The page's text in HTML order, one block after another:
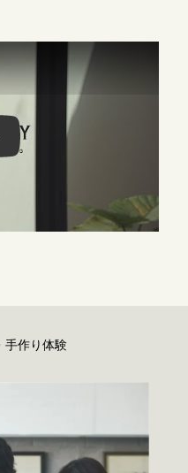
野 軽井沢店の工房の様子
手作り体験